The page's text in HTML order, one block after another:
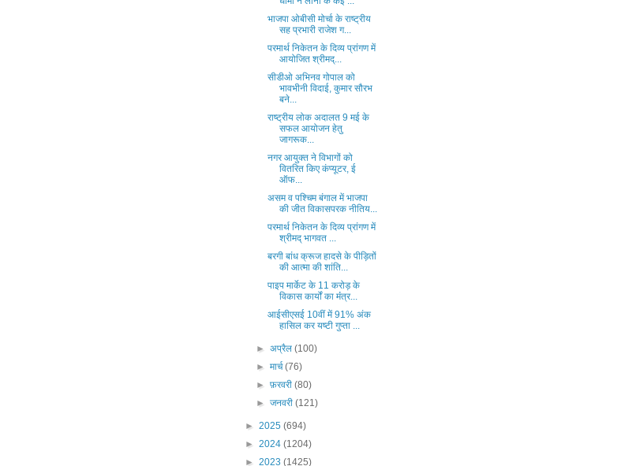
भाजपा ओबीसी मोर्चा के राष्ट्रीय
सह प्रभारी राजेश ग...
परमार्थ निकेतन के दिव्य प्रांगण में
आयोजित श्रीमद्...
सीडीओ अभिनव गोपाल को
भावभीनी विदाई, कुमार सौरभ
बने...
राष्ट्रीय लोक अदालत 9 मई के
सफल आयोजन हेतु
जागरूक...
नगर आयुक्त ने विभागों को
वितरित किए कंप्यूटर, ई
ऑफ...
असम व पश्चिम बंगाल में भाजपा
की जीत विकासपरक नीतिय...
परमार्थ निकेतन के दिव्य प्रांगण में
श्रीमद् भागवत ...
बरगी बांध क्रूज हादसे के पीड़ितों
की आत्मा की शांति...
पाइप मार्केट के 11 करोड़ के
विकास कार्यों का मंंत्र...
आईसीएसई 10वीं में 91% अंक
हासिल कर यष्टी गुप्ता ...
► अप्रैल (100)
► मार्च(76)
► फ़रवरी (80)
► जनवरी (121)
► 2025 (694)
► 2024 (1204)
► 2023 (1425)